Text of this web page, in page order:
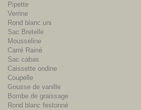
Pipette
Verrine
Rond blanc uni
Sac Bretelle
Mousseline
Carré Rainé
Sac cabas
Caissette ondine
Coupelle
Gousse de vanille
Bombe de graissage
Rond blanc festonné